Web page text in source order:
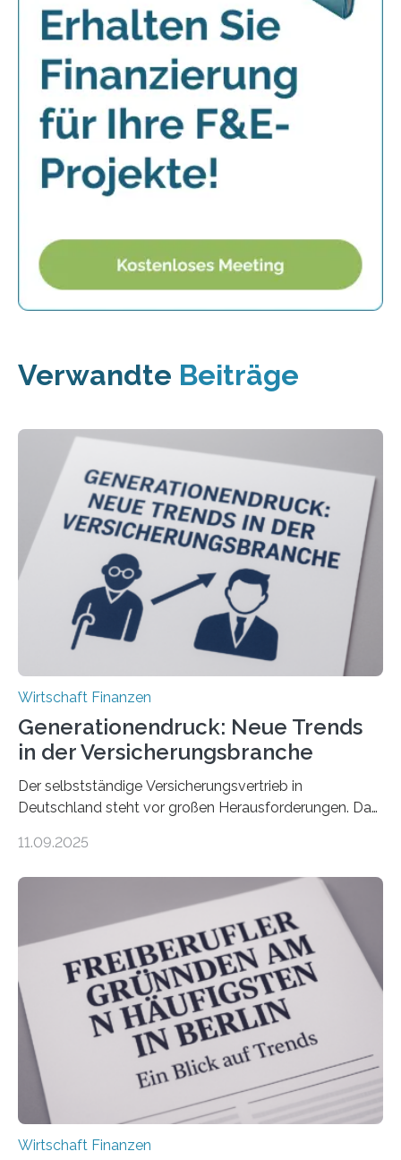
Verwandte Beiträge
Wirtschaft Finanzen
Generationendruck: Neue Trends
in der Versicherungsbranche
Der selbstständige Versicherungsvertrieb in
Deutschland steht vor großen Herausforderungen. Das
Dr. Matthias Beenken und Prof. Dr. Lukas Linnenbrink
Bundesverbands Deutscher Versicherungskaufleute e.V.
durchgeführt haben. Die Studie basiert auf den
Antworten von 1.440 selbstständigen
Versicherungsvertreter*innen und -makler*innen. Ein
Ergebnis: Deutlich mehr als die Hälfte der Befragten ist
über 50 Jahre alt und wird in den nächsten Jahren eine
Nachfolgeregelung benötigen. Aber nur ein Drittel hat
bereits Regelungen…
11.09.2025
Wirtschaft Finanzen